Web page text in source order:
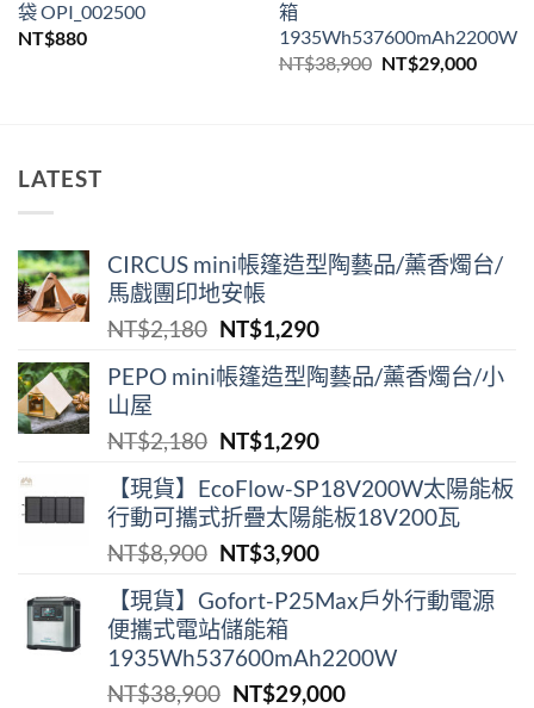
袋 OPI_002500
NT$880
箱
1935Wh537600mAh2200W
NT$38,900 原
NT$29,000目
LATEST
CIRCUS mini帳篷造型陶藝品/薰香燭台/
馬戲團印地安帳
NT$2,180 原
價
NT$2,180。
NT$1,290目
價
NT$1,290。
PEPO mini帳篷造型陶藝品/薰香燭台/小
山屋
NT$2,180 原
價
格：
NT$2,180。
NT$1,290目
價
格：
NT$1,290。
【現貨】EcoFlow-SP18V200W太陽能板
行動可攜式折疊太陽能板18V200瓦
NT$8,900 原
價
格：
NT$8,900。
NT$3,900目
價
NT$3,900。
【現貨】Gofort-P25Max戶外行動電源
便攜式電站儲能箱
1935Wh537600mAh2200W
NT$38,900 原
NT$29,000目